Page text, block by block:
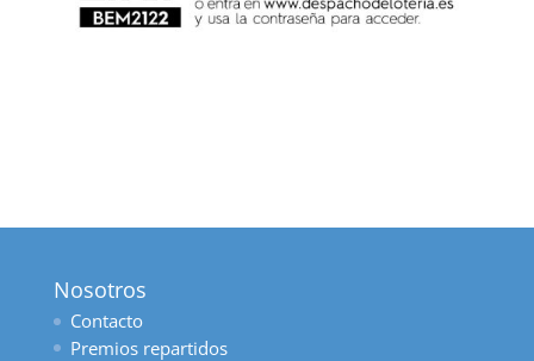
Nosotros
Contacto
Premios repartidos